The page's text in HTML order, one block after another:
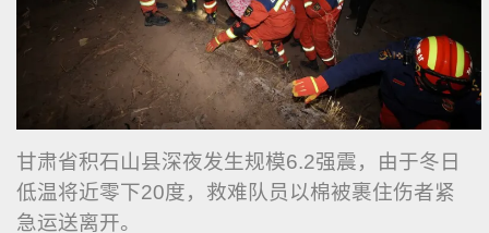
甘肃省积石山县深夜发生规模6.2强震，由于冬日
低温将近零下20度，救难队员以棉被裹住伤者紧
急运送离开。